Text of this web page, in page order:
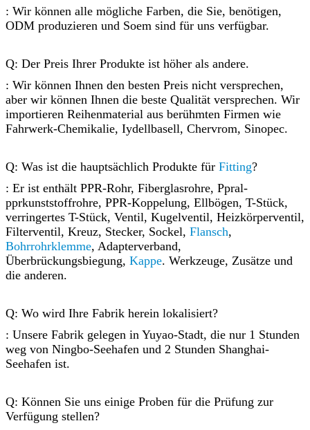
: Wir können alle mögliche Farben, die Sie, benötigen,
ODM produzieren und Soem sind für uns verfügbar.
Q: Der Preis Ihrer Produkte ist höher als andere.
: Wir können Ihnen den besten Preis nicht versprechen,
aber wir können Ihnen die beste Qualität versprechen. Wir
importieren Reihenmaterial aus berühmten Firmen wie
Fahrwerk-Chemikalie, Iydellbasell, Chervrom, Sinopec.
Q: Was ist die hauptsächlich Produkte für Fitting?
: Er ist enthält PPR-Rohr, Fiberglasrohre, Ppral-
pprkunststoffrohre, PPR-Koppelung, Ellbögen, T-Stück,
verringertes T-Stück, Ventil, Kugelventil, Heizkörperventil,
Filterventil, Kreuz, Stecker, Sockel, Flansch,
Bohrrohrklemme, Adapterverband,
Überbrückungsbiegung, Kappe. Werkzeuge, Zusätze und
die anderen.
Q: Wo wird Ihre Fabrik herein lokalisiert?
: Unsere Fabrik gelegen in Yuyao-Stadt, die nur 1 Stunden
weg von Ningbo-Seehafen und 2 Stunden Shanghai-
Seehafen ist.
Q: Können Sie uns einige Proben für die Prüfung zur
Verfügung stellen?